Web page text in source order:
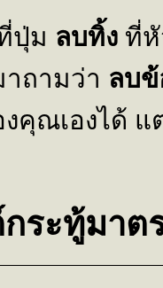
ปุ่ม ลบทิ้งที่หั
ถามว่า ลบ
คุณเองได้
ระทู้มาต